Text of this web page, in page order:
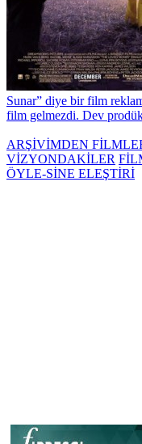
Sunar” diye bir film
film gelmezdi. Dev
ARŞİVİMDEN
VİZYONDAKİLER
ÖYLE-SİNE ELEŞTİRİ